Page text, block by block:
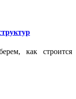
как строится